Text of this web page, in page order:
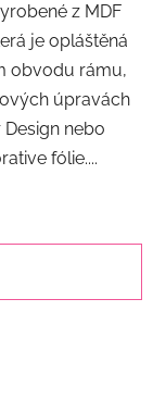
z MDF
je opláštěná
obvodu rámu,
úpravách
nebo
fólie....